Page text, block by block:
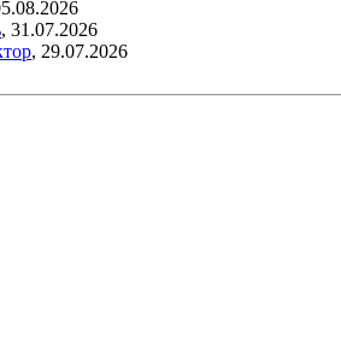
, 31.07.2026
, 29.07.2026